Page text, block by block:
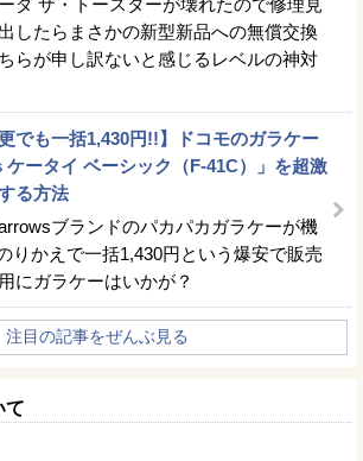
ダ ザ・トースターが壊れたので修理見
したらまさかの新型新品への無償交換
らが申し訳ないと感じるレベルの神対
更でも一括1,430円!!】ドコモのガラケー
ケータイ ベーシック（F-41C）」を超激
る方法
ブランドのパカパカガラケーが機
りかえで一括1,430円という爆安で販売
にガラケーはいかが？
注目の記事をぜんぶ見る
て